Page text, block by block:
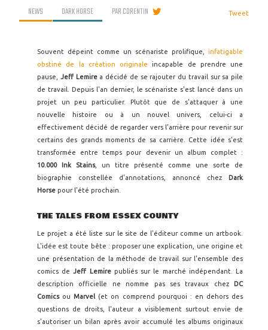
NEWS DARK HORSE PARCORENTIN Tweet
Souvent dépeint comme un scénariste prolifique, infatigable
obstiné de la création originale incapable de prendre une
pause, Jeff Lemirea décidé de se rajouter du travail sur sa pile
de travail. Depuis l'an dernier, le scénariste s'est lancé dans un
projet un peu particulier. Plutôt que de s'attaquer à une
nouvelle histoire ou à un nouvel univers, celui-ci a
effectivement décidé de regarder vers l'arrière pour revenir sur
certains des grands moments de sa carrière. Cette idée s'est
transformée entre temps pour devenir un album complet :
10.000 Ink Stains, un titre présenté comme une sorte de
biographie constellée d'annotations, annoncé chez Dark
Horse pour l'été prochain.
THE TALES FROM ESSEX COUNTY
Le projet a été liste sur le site de l'éditeur comme un artbook.
L'idée est toute bête : proposer une explication, une origine et
une présentation de la méthode de travail sur l'ensemble des
comics deJeff Lemirepubliés sur le marché indépendant. La
description officielle ne nomme pas ses travaux chez
DC
ComicsouMarvel (et on comprend pourquoi : en dehors des
questions de droits, l'auteur a visiblement surtout envie de
s'autoriser un bilan après avoir accumulé les albums originaux